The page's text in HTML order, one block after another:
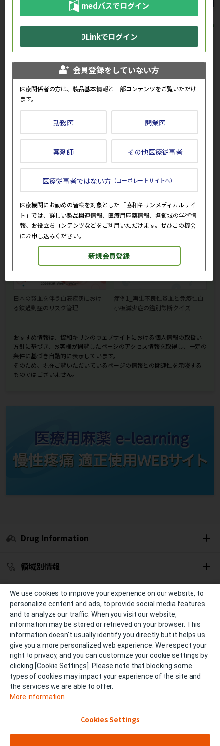
おすすめ情報
会員専用コンテンツの一部をご紹
介します。
オルケディア錠 ～作用機序と薬
物動態～
動画「60秒で整理 ルミセフの基
本情報（作用機序・用法及び用
量）」
医療法人慈修会 上田腎臓クリニッ
ク | 透析施設最前線
日本の貧血を伴う血液疾患におけ
る鉄過剰症のリスク管理
症例1_再生不良性貧血と免疫性血
小板減少症の鑑別診断クイズ
おすすめ情報は、協和キリンのウェブサイトにおける個人情報の取扱い
方針に基づき、お客様が閲覧したページのアクセス情報を取得し、一定の
条件に基づき自動的に表示しています。
そのため、現在ご覧いただいているページの情報との関連性を示唆する
ものではございません。
Drug Information
領域別情報
セミナー開催予定
冊子・資材
診療サポート
個人情報の取り扱い ご利用条件およびご利用環境
お問い合わせ
We use cookies to improve your experience on our website, to
personalize content and ads, to provide social media features
and to analyze our traffic. When you visit our website,
information may be stored or retrieved on your browser. This
information doesn't usually identify you directly but it helps us
give you a more personalized web experience. We respect your
right to privacy, and you can customize your cookie settings by
clicking [Cookie Settings]. Please note that blocking some
types of cookies may impact your experience of the site and
the services we are able to offer.
More information
Cookies Settings
会員登録をしていない方
医療関係者の方は、製品基本情報と一部コンテンツをご覧いただけ
ます。
勤務医 開業医
薬剤師 その他医療従事者
医療従事者ではない方 （コーポレートサイトへ）
医療機関にお勤めの皆様を対象とした「協和キリンメディカルサイ
ト」では、詳しい製品関連情報、医療用麻薬情報、各領域の学術情
報、お役立ちコンテンツなどをご利用いただけます。ぜひこの機会
にお申し込みください。
新規会員登録
medパスでログイン
DLinkでログイン